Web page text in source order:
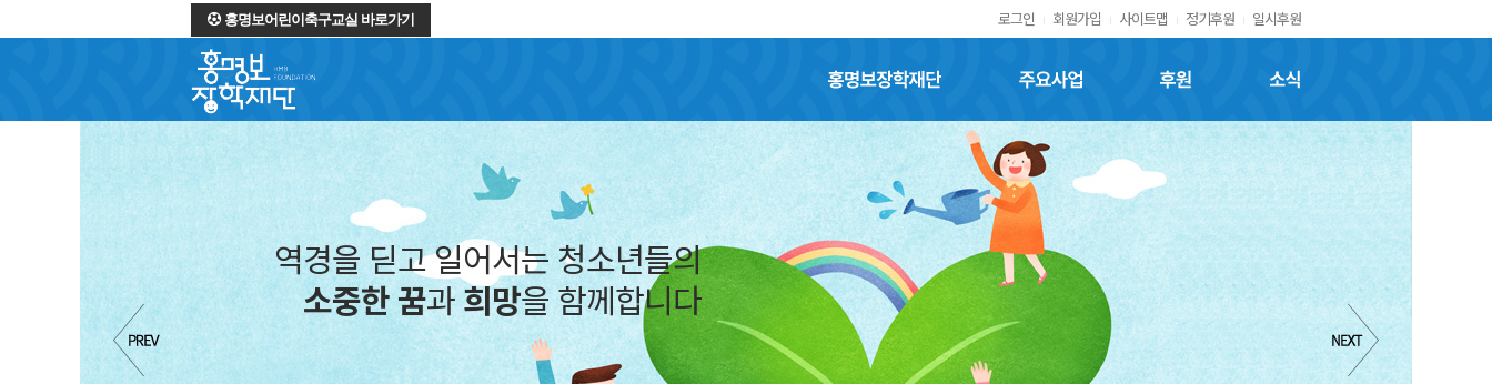
홍명보어린이축구교실 바로가기 로그인 회원가입 사이트맵 정기후원 일시후원
홍명보장학재단 주요사업 후원 소식
역경을 딛고 일어서는 청소년들의
소중한 꿈과희망을 함께합니다